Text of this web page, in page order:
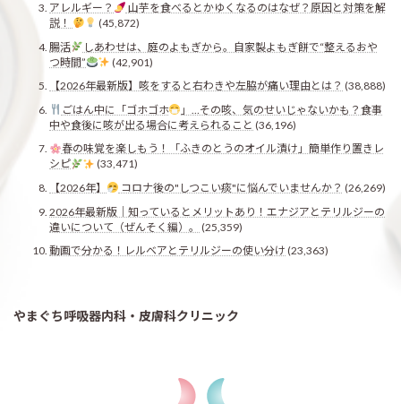
アレルギー？
山芋を食べるとかゆくなるのはなぜ？原因と対策を解
説！
(45,872)
腸活
しあわせは、庭のよもぎから。自家製よもぎ餅で“整えるおや
つ時間”
(42,901)
【2026年最新版】咳をすると右わきや左脇が痛い理由とは？ (38,888)
ごはん中に「ゴホゴホ
」…その咳、気のせいじゃないかも？食事
中や食後に咳が出る場合に考えられること (36,196)
春の味覚を楽しもう！「ふきのとうのオイル漬け」簡単作り置きレ
シピ
(33,471)
【2026年】
コロナ後の"しつこい痰"に悩んでいませんか？ (26,269)
2026年最新版｜知っているとメリットあり！エナジアとテリルジーの
違いについて（ぜんそく編）。
(25,359)
動画で分かる！レルベアとテリルジーの使い分け (23,363)
やまぐち呼吸器内科・皮膚科クリニック